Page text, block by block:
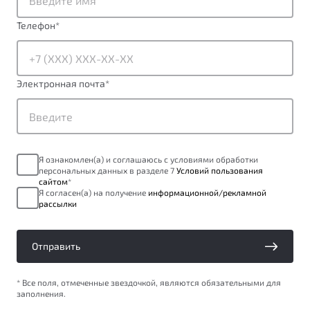
Яркий кроссовер
от 2 219 990 ₽*
Обзор
S50
Элегантный и практичный седан
Автокредит
Трейд-ин
Страхование
Расчет КАСКО
Узнайте о специальных выгодах при покупке
ПОДДЕРЖКА
Гарантия Belgee
Belgee Линк
Belgee Клуб
Belgee Плюс
Клиентская поддержка
Помощь на дорогах
О дилерском центре
Правовая информация
Телефон*
Электронная почта*
Я ознакомлен(а) и соглашаюсь с условиями обработки
персональных данных в разделе 7 Условий пользования
сайтом*
Я согласен(а) на получение информационной/рекламной
рассылки
Отправить
* Все поля, отмеченные звездочкой, являются обязательными для
заполнения.